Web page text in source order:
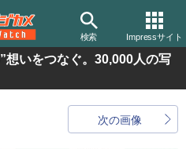
検索 Impressサイト
想いをつなぐ。30,000人の写
次の画像